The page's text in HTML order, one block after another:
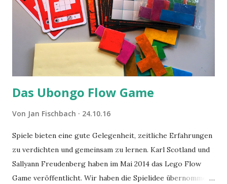
Das Ubongo Flow Game
Von Jan Fischbach 24.10.16
Spiele bieten eine gute Gelegenheit, zeitliche Erfahrungen
zu verdichten und gemeinsam zu lernen. Karl Scotland und
Sallyann Freudenberg haben im Mai 2014 das Lego Flow
Game veröffentlicht. Wir haben die Spielidee übernommen,